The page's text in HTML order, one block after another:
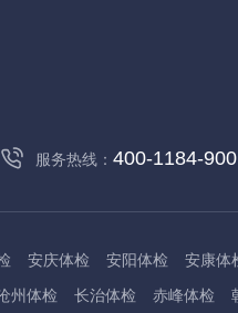
服务热线： 400-1184-900
安庆体检 安阳体检 安康体
州体检 长治体检 赤峰体检